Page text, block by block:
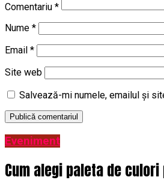
Comentariu *
Nume *
Email *
Site web
Salvează-mi numele, emailul și
Eveniment
Cum alegi paleta de